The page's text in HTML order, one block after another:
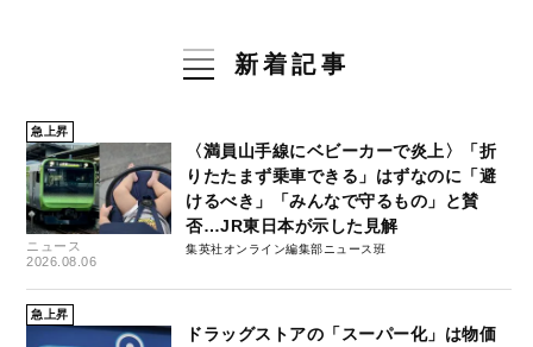
新着記事
急上昇
ニュース
2026.08.06
〈満員山手線にベビーカーで炎上〉「折
りたたまず乗車できる」はずなのに「避
けるべき」「みんなで守るもの」と賛
否…JR東日本が示した見解
集英社オンライン編集部ニュース班
急上昇
ドラッグストアの「スーパー化」は物価